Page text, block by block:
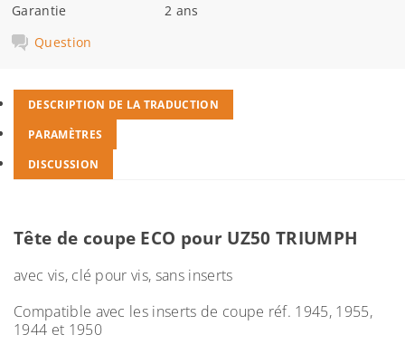
Garantie
2 ans
Question
DESCRIPTION DE LA TRADUCTION
PARAMÈTRES
DISCUSSION
Tête de coupe ECO pour UZ50 TRIUMPH
avec vis, clé pour vis, sans inserts
Compatible avec les inserts de coupe réf. 1945, 1955,
1944 et 1950